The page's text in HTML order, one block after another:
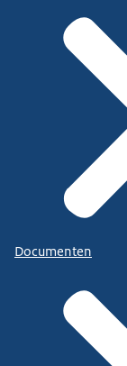
Documenten